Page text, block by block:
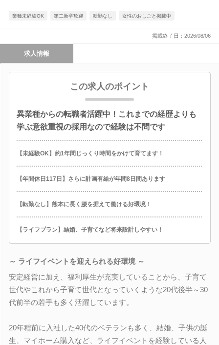
業種未経験OK 第二新卒歓迎 転勤なし 女性のおしごと掲載中
掲載終了日：2026/08/06
求人情報
この求人のポイント
異業種からの転職者活躍中！これまでの経歴よりも
学ぶ意欲重視の採用なので経験は不問です
【未経験OK】約1年間じっくり時間をかけて育てます！
【年間休日117日】さらに計画有給が年間8日間あります
【転勤なし】熊本に長く腰を据えて働ける好環境！
【ライフプラン】結婚、子育てなど将来設計しやすい！
～ ライフイベントを迎えられる好環境 ～
安定経営に加え、福利厚生が充実していることから、子育て
世代やこれから子育て世代となっていくような20代後半～30
代前半の若手も多く活躍しています。
20年程前に入社した40代のベテランも多く、結婚、子供の誕
生、マイホーム購入など、ライフイベントを経験している人